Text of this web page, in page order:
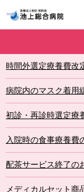
時間外選定療養費改
病院内のマスク着用
初診・再診時選定療
入院時の食事療養費
配茶サービス終了の
メディカルセット商